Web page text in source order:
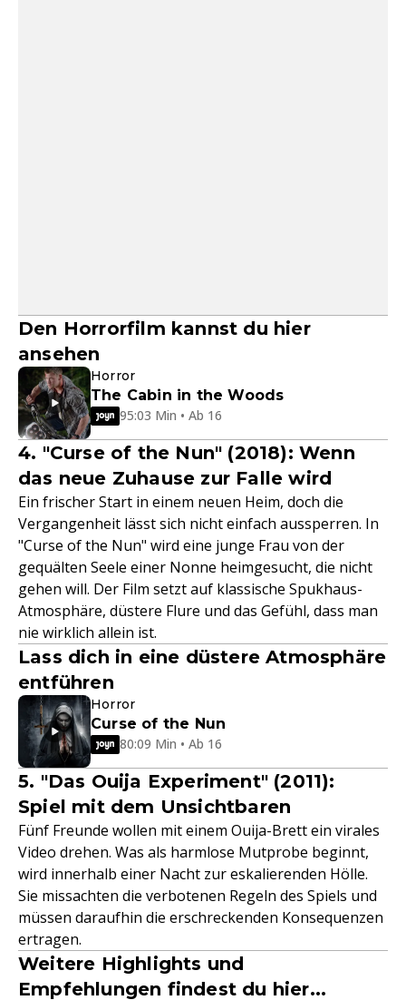
Den Horrorfilm kannst du hier
ansehen
Horror
The Cabin in the Woods
95:03 Min • Ab 16
4. "Curse of the Nun" (2018): Wenn
das neue Zuhause zur Falle wird
Ein frischer Start in einem neuen Heim, doch die
Vergangenheit lässt sich nicht einfach aussperren. In
"Curse of the Nun" wird eine junge Frau von der
gequälten Seele einer Nonne heimgesucht, die nicht
gehen will. Der Film setzt auf klassische Spukhaus-
Atmosphäre, düstere Flure und das Gefühl, dass man
nie wirklich allein ist.
Lass dich in eine düstere Atmosphäre
entführen
Horror
Curse of the Nun
80:09 Min • Ab 16
5. "Das Ouija Experiment" (2011):
Spiel mit dem Unsichtbaren
Fünf Freunde wollen mit einem Ouija-Brett ein virales
Video drehen. Was als harmlose Mutprobe beginnt,
wird innerhalb einer Nacht zur eskalierenden Hölle.
Sie missachten die verbotenen Regeln des Spiels und
müssen daraufhin die erschreckenden Konsequenzen
ertragen.
Weitere Highlights und
Empfehlungen findest du hier...